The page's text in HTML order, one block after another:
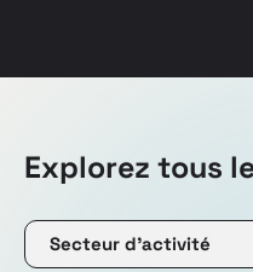
Explorez tous
Secteur d’activité